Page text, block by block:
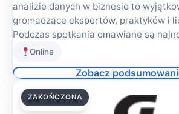
analizie danych w biznesie to
gromadzące ekspertów, praktyków i
Podczas spotkania omawiane są
Online
Zobacz
09.10.2025
ZAKOŃCZONA